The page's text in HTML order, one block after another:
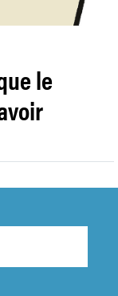
le